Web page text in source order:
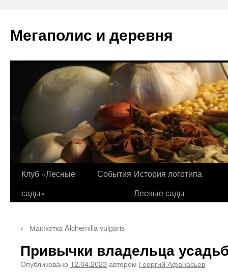
содержимому
Мегаполис и деревня
Клуб «Лесные
сады»
События История логотипа
Лесные сады
← Манжетка Alchemilla vulgaris
Привычки владельца
Опубликовано 12.04.2023 автором Георгий Афанасьев